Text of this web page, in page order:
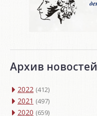
Архив новостей
2022 (412)
2021 (497)
2020 (659)